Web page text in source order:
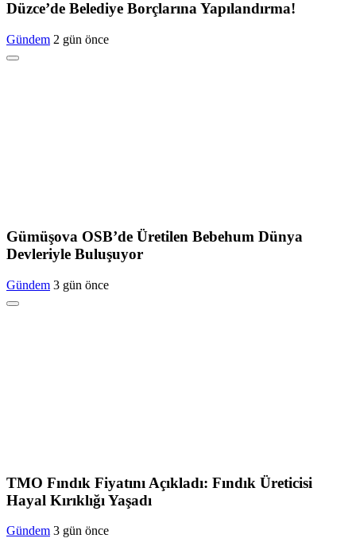
Düzce’de Belediye Borçlarına Yapılandırma!
Gündem 2 gün önce
Gümüşova OSB’de Üretilen Bebehum Dünya
Devleriyle Buluşuyor
Gündem 3 gün önce
TMO Fındık Fiyatını Açıkladı: Fındık Üreticisi
Hayal Kırıklığı Yaşadı
Gündem 3 gün önce